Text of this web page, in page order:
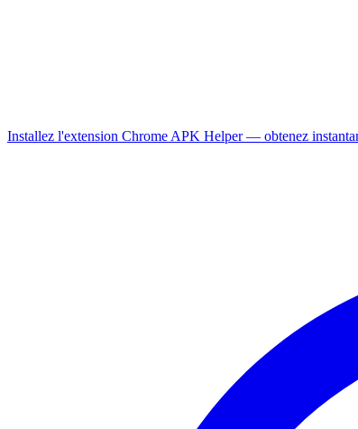
Installez l'extension Chrome APK Helper — obtenez